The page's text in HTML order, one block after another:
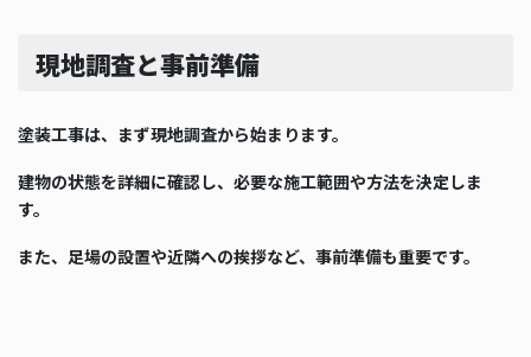
現地調査と事前準備
塗装工事は、まず現地調査から始まります。
建物の状態を詳細に確認し、必要な施工範囲や方法を決定しま
す。
また、足場の設置や近隣への挨拶など、事前準備も重要です。